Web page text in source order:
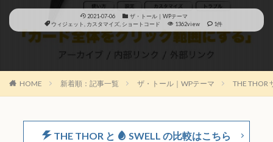
2021-07-06
ザ・トール｜WPテーマ
ウィジェット
カスタマイズ ショートコード 1362view 1件
HOME 新着順：記事一覧 ザ・トール｜WPテーマ THE THOR
THE THOR と SWELL の比較はこちら